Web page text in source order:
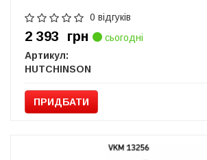
0 відгуків
2 393 грн
сьогодні
Артикул:
HUTCHINSON
ПРИДБАТИ